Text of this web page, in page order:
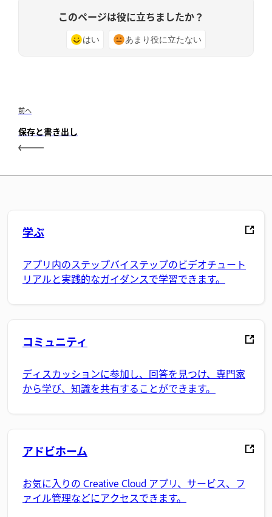
このページは役に立ちましたか？
はい あまり役に立たない
前へ
保存と書き出し
学ぶ
アプリ内のステップバイステップのビデオチュート
リアルと実践的なガイダンスで学習できます。
コミュニティ
ディスカッションに参加し、回答を見つけ、専門家
から学び、知識を共有することができます。
アドビホーム
お気に入りの Creative Cloud アプリ、サービス、フ
ァイル管理などにアクセスできます。